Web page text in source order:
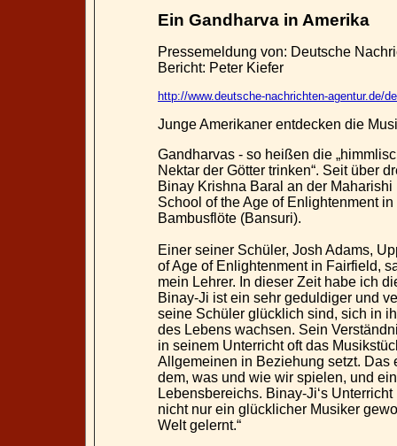
Ein Gandharva in Amerika
Pressemeldung von: Deutsche
Bericht: Peter Kiefer
http://www.deutsche-nachrichten-agentur.de/
Junge Amerikaner entdecken die
Gandharvas - so heißen die
Nektar der Götter trinken“. Seit über
Binay Krishna Baral an der
School of the Age of Enlightenment
Bambusflöte (Bansuri).
Einer seiner Schüler, Josh Adams,
of Age of Enlightenment in Fairfield,
mein Lehrer. In dieser Zeit habe ich
Binay-Ji ist ein sehr geduldiger und
seine Schüler glücklich sind, sich in
des Lebens wachsen. Sein
in seinem Unterricht oft das
Allgemeinen in Beziehung setzt. Das
dem, was und wie wir spielen, und
Lebensbereichs. Binay-Ji‘s
nicht nur ein glücklicher Musiker
Welt gelernt.“